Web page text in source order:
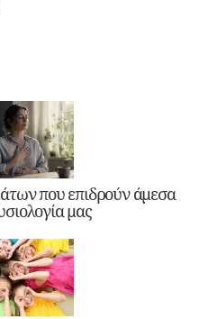
που επιδρούν άμεσα
μας